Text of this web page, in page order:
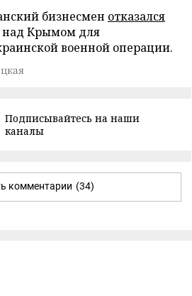
бизнесмен отказался
над Крымом для
военной операции.
Подписывайтесь на наши
каналы
комментарии (34)